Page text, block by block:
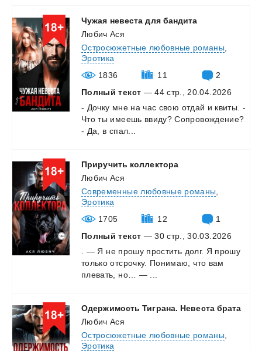
Чужая невеста для бандита
Любич Ася
Остросюжетные любовные романы
Эротика
1836
11
2
Полный текст — 44 стр., 20.04.2026
- Дочку мне на час свою отдай и квиты.
-
Что ты имеешь ввиду? Сопровождение?
- Да, в спал...
Приручить коллектора
Любич Ася
Современные любовные романы
Эротика
1705
12
1
Полный текст — 30 стр., 30.03.2026
— Я не прошу простить долг. Я прошу
только отсрочку. Понимаю, что вам
плевать,
но… —
Одержимость Тиграна. Невеста брата
Любич Ася
Остросюжетные любовные романы
Эротика